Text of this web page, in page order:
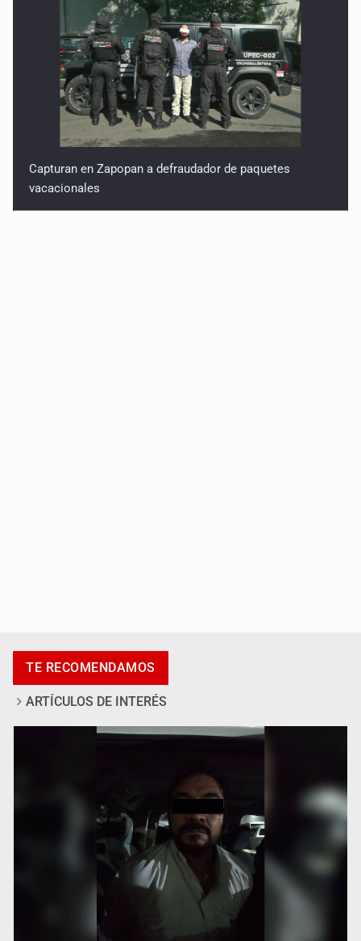
Capturan en Zapopan a defraudador de paquetes
vacacionales
Que el IPEJAL encabece la lista de deudores en Jalisco
es un “foco rojo” de gran magnitud: Economista
TE RECOMENDAMOS
ARTÍCULOS DE INTERÉS